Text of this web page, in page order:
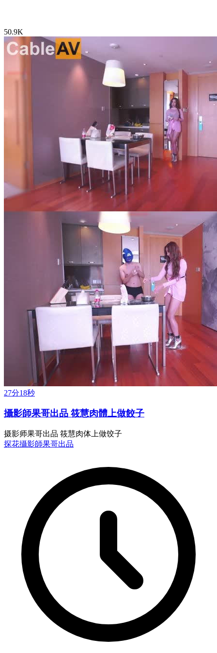
50.9K
27分18秒
攝影師果哥出品 筱慧肉體上做餃子
摄影师果哥出品 筱慧肉体上做饺子
探花攝影師果哥出品